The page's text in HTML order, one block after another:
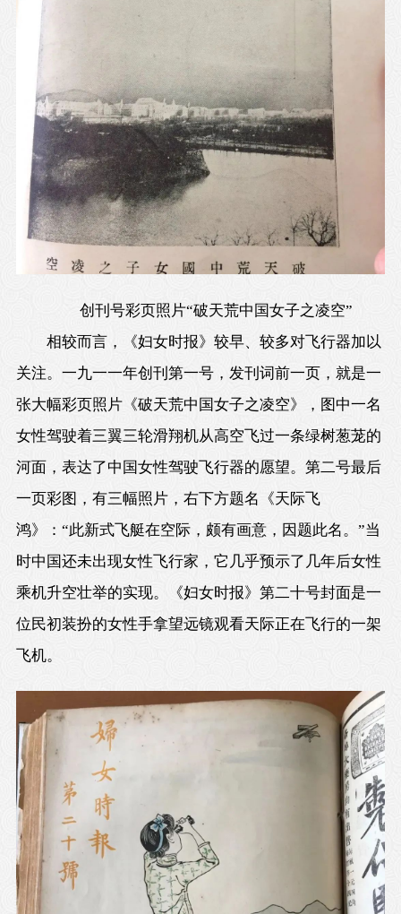
创刊号彩页照片“破天荒中国女子之凌空”
相较而言，《妇女时报》较早、较多对飞行器加以
关注。一九一一年创刊第一号，发刊词前一页，就是一
张大幅彩页照片《破天荒中国女子之凌空》，图中一名
女性驾驶着三翼三轮滑翔机从高空飞过一条绿树葱茏的
河面，表达了中国女性驾驶飞行器的愿望。第二号最后
一页彩图，有三幅照片，右下方题名《天际飞
鸿》：“此新式飞艇在空际，颇有画意，因题此名。”当
时中国还未出现女性飞行家，它几乎预示了几年后女性
乘机升空壮举的实现。《妇女时报》第二十号封面是一
位民初装扮的女性手拿望远镜观看天际正在飞行的一架
飞机。